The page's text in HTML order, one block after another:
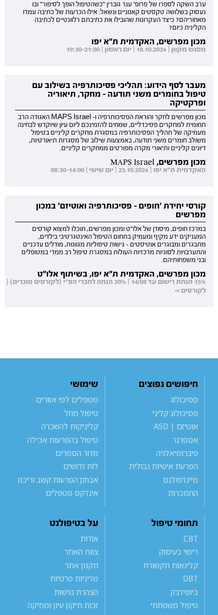
ערב השקה לספרו של פרופ' ענר גוברין "כשהטיפול הופך לסיפור" ובו
נעסוק בשלושה טקסטים קאנוניים ונשאל: אילו הכרעות של כתיבה עמדו
מאחוריהם? כיצד העקרונות שהובילו את כתיבתם רלוונטיים לכתיבה
הקלינית כיום?
מכון מפרשים, האקדמית ת"א יפו
מפגש מקוון | 18.10.2026 | יום ראשון | 19:30-21:00
מעבר לסף הידוע: תהליכי פסיכותרפיה בשילוב עם
טיפול בחומרים משני תודעה - מחקר, תיאוריה
ופרקטיקה
מכון מפרשים לחקר והוראת הפסיכותרפיה ו- MAPS Israel האגודה הרב
תחומית למחקרים פסיכדליים, שמחים להזמינכם ליום עיון שיוקדש לבחינה
מעמיקה של תהליך הפסיכותרפיה במסגרת מחקרים קליניים בטיפול
משולב חומרים משני תודעה, באמצעות שילוב של מסגרות תיאורטיות,
דיונים קליניים ותיאורי מקרה מפורטים ממחקרים קליניים.
מכון מפרשים, MAPS Israel
האקדמית ת"א יפו | 23.10.2026 | יום שישי | 08:30-14:00
קורסי יחידת 'חופים - פסיכותרפיה ואוטיזם' במכון
מפרשים
במרכז חופים, מיסודן של אלו"ט ומכון מפרשים, תוכלו למצוא קורסים
המעניקים ידע מקיף ומעמיק בתחום הטיפול האינטגרטיבי בילדים,
מתבגרים ומבוגרים אוטיסטים - גישות טיפוליות מגוונות, מודלים עדכניים
והתערבויות לסוגיות מרכזיות העולות במסגרת טיפול רב ממדי במטופלים
ובני משפחותיהם.
מכון מפרשים, האקדמית ת"א יפו, בשיתוף אלו"ט
15% הנחת רישום עד 14/08 | 20% הנחה לחברי הפ"י (לקורסים מוכרים) |
לקורסים >>
חיפושים נפוצים
פסיכולוג
פסיכולוג קליני
אוטיזם | ASD
אספרגר
פיברומיאלגיה
הפרעת אישיות גבולית
מיינדפולנס
התמכרות
שימושי
מטפלים לפי אזורים
טיפול מוזל
קליניקות להשכרה
טיפול בהפרעות אכילה
מדור הספרים
לוח דרושים
אבחון הפרעות קשב וריכוז
אינדקס מטפלים
תחומי טיפול
CBT
ריפוי בעיסוק
קלינאות תקשורת
DBT
ביופידבק
טיפול משפחתי
על בטיפולנט
אודות
צוות האתר
תקנון אתר
מדיניות פרטיות
הצהרת נגישות
זכות תיקון עיון ומחיקה